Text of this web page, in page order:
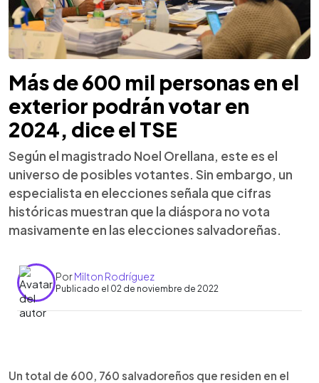
Más de 600 mil personas en el
exterior podrán votar en
2024, dice el TSE
Según el magistrado Noel Orellana, este es el
universo de posibles votantes. Sin embargo, un
especialista en elecciones señala que cifras
históricas muestran que la diáspora no vota
masivamente en las elecciones salvadoreñas.
PorMilton Rodríguez
Publicado el 02 de noviembre de 2022
► Escuchar artículo
Un total de 600, 760 salvadoreños que residen en el